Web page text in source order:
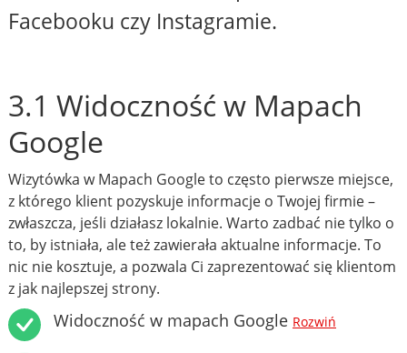
Facebooku czy Instagramie.
3.1 Widoczność w Mapach
Google
Wizytówka w Mapach Google to często pierwsze miejsce,
z którego klient pozyskuje informacje o Twojej firmie –
zwłaszcza, jeśli działasz lokalnie. Warto zadbać nie tylko o
to, by istniała, ale też zawierała aktualne informacje. To
nic nie kosztuje, a pozwala Ci zaprezentować się klientom
z jak najlepszej strony.
Widoczność w mapach Google Rozwiń